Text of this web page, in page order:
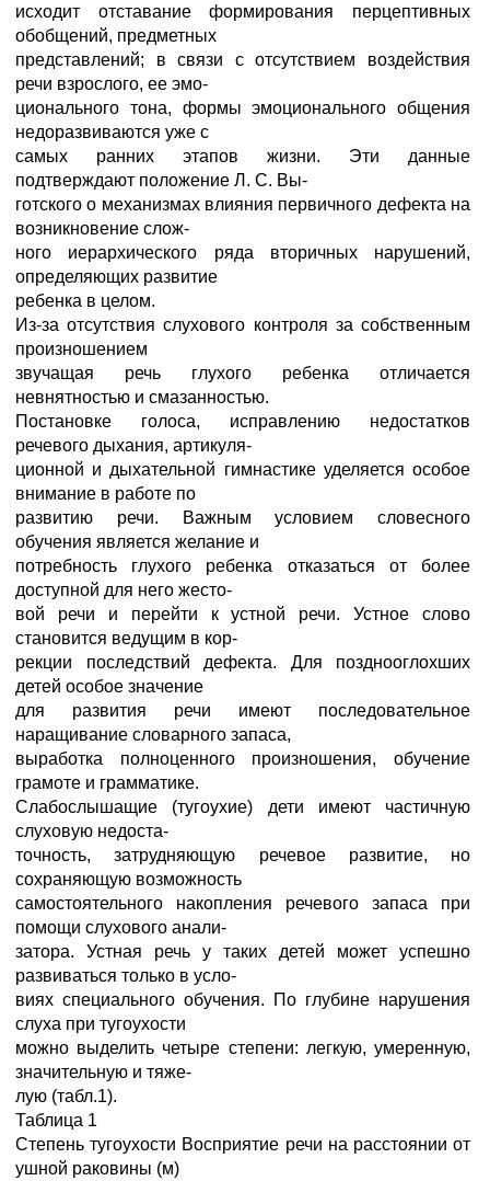
исходит отставание формирования перцептивных
обобщений, предметных
представлений; в связи с отсутствием воздействия
речи взрослого, ее эмо-
ционального тона, формы эмоционального общения
недоразвиваются уже с
самых ранних этапов жизни. Эти данные
подтверждают положение Л. С. Вы-
готского о механизмах влияния первичного дефекта на
возникновение слож-
ного иерархического ряда вторичных нарушений,
определяющих развитие
ребенка в целом.
Из-за отсутствия слухового контроля за собственным
произношением
звучащая речь глухого ребенка отличается
невнятностью и смазанностью.
Постановке голоса, исправлению недостатков
речевого дыхания, артикуля-
ционной и дыхательной гимнастике уделяется особое
внимание в работе по
развитию речи. Важным условием словесного
обучения является желание и
потребность глухого ребенка отказаться от более
доступной для него жесто-
вой речи и перейти к устной речи. Устное слово
становится ведущим в кор-
рекции последствий дефекта. Для позднооглохших
детей особое значение
для развития речи имеют последовательное
наращивание словарного запаса,
выработка полноценного произношения, обучение
грамоте и грамматике.
Слабослышащие (тугоухие) дети имеют частичную
слуховую недоста-
точность, затрудняющую речевое развитие, но
сохраняющую возможность
самостоятельного накопления речевого запаса при
помощи слухового анали-
затора. Устная речь у таких детей может успешно
развиваться только в усло-
виях специального обучения. По глубине нарушения
слуха при тугоухости
можно выделить четыре степени: легкую, умеренную,
значительную и тяже-
лую (табл.1).
Таблица 1
Степень тугоухости Восприятие речи на расстоянии от
ушной раковины (м)